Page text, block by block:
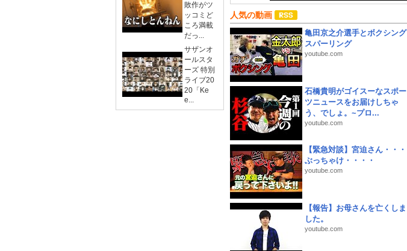
敗作がツ
ッコミど
ころ満載
だっ...
サザンオ
ールスタ
ーズ 特別
ライブ20
20「Ke
e...
人気の動画
亀田京之介選手とボクシング
スパーリング
youtube.com
石橋貴明がゴイスーなスポー
ツニュースをお届けしちゃ
う、でしょ。~プロ...
youtube.com
【緊急対談】宮迫さん・・・
ぶっちゃけ・・・・
youtube.com
【報告】お母さんを亡くしま
した。
youtube.com